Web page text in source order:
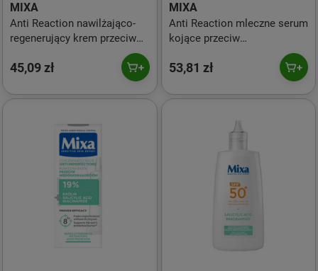
MIXA
Anti Reaction nawilżająco-
regenerujący krem przeciw
zaczerwienieniom dla skóry
reaktywnej 50ml
45,09 zł
MIXA
Anti Reaction mleczne serum
kojące przeciw
zaczerwienieniom dla skóry
reaktywnej 30ml
53,81 zł